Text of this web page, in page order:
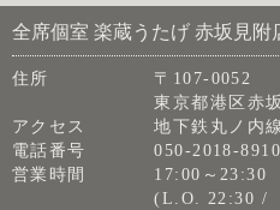
全席個室 楽蔵うたげ 赤坂見附
住所
〒107-0052
東京都港区赤
アクセス
地下鉄丸ノ内
電話番号
050-2018-8910
営業時間
17:00～23:30
(L.O. 22:30 /